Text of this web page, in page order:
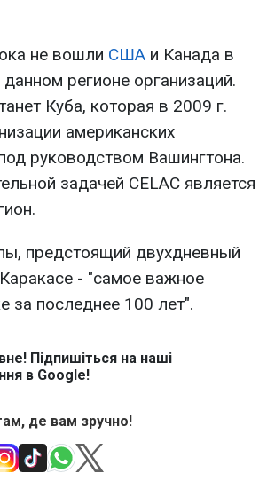
не вошли США и Канада в
регионе организаций.
Куба, которая в 2009 г.
американских
руководством Вашингтона.
задачей CELAC является
предстоящий двухдневный
- "самое важное
за последнее 100 лет".
Підпишіться на наші
в Google!
де вам зручно!